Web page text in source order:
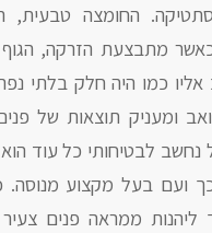
החומצה טבעית,
מתבצעת הזרקה, הגוף
אליו כמו היה חלק בלתי
ומעניק תוצאות של
נחשב לבטיחותי כל עוד
ועם בעל מקצוע מנוסה.
ממראה פנים צעיר